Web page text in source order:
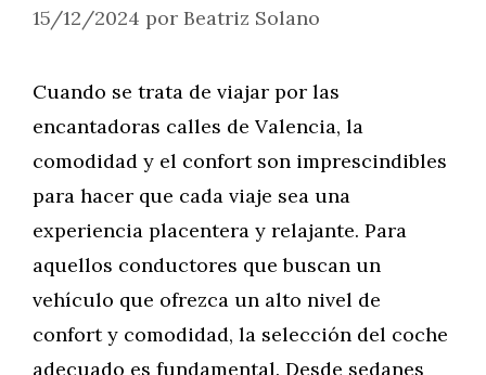
15/12/2024 por Beatriz Solano
Cuando se trata de viajar por las
encantadoras calles de Valencia, la
comodidad y el confort son imprescindibles
para hacer que cada viaje sea una
experiencia placentera y relajante. Para
aquellos conductores que buscan un
vehículo que ofrezca un alto nivel de
confort y comodidad, la selección del coche
adecuado es fundamental. Desde sedanes